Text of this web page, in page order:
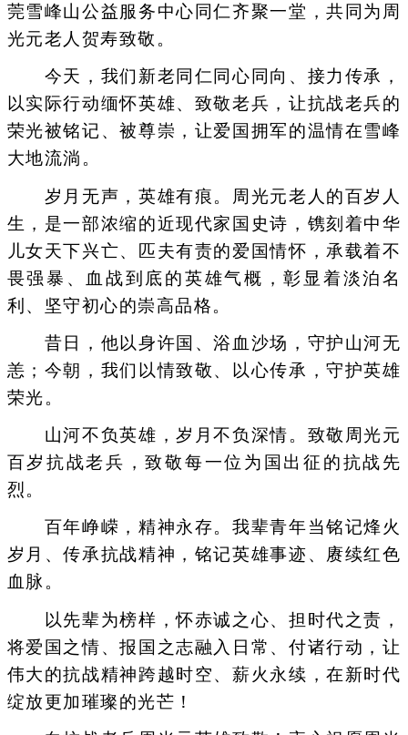
莞雪峰山公益服务中心同仁齐聚一堂，共同为周
光元老人贺寿致敬。
今天，我们新老同仁同心同向、接力传承，
以实际行动缅怀英雄、致敬老兵，让抗战老兵的
荣光被铭记、被尊崇，让爱国拥军的温情在雪峰
大地流淌。
岁月无声，英雄有痕。周光元老人的百岁人
生，是一部浓缩的近现代家国史诗，镌刻着中华
儿女天下兴亡、匹夫有责的爱国情怀，承载着不
畏强暴、血战到底的英雄气概，彰显着淡泊名
利、坚守初心的崇高品格。
昔日，他以身许国、浴血沙场，守护山河无
恙；今朝，我们以情致敬、以心传承，守护英雄
荣光。
山河不负英雄，岁月不负深情。致敬周光元
百岁抗战老兵，致敬每一位为国出征的抗战先
烈。
百年峥嵘，精神永存。我辈青年当铭记烽火
岁月、传承抗战精神，铭记英雄事迹、赓续红色
血脉。
以先辈为榜样，怀赤诚之心、担时代之责，
将爱国之情、报国之志融入日常、付诸行动，让
伟大的抗战精神跨越时空、薪火永续，在新时代
绽放更加璀璨的光芒！